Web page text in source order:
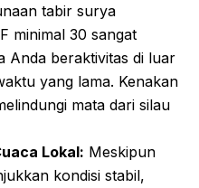
tabir surya
minimal 30 sangat
Anda beraktivitas di luar
yang lama. Kenakan
mata dari silau
Lokal: Meskipun
kondisi stabil,